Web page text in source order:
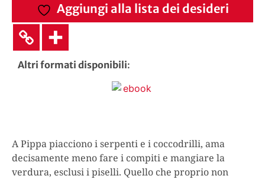
Aggiungi alla lista dei desideri
Altri formati disponibili:
A Pippa piacciono i serpenti e i coccodrilli, ama
decisamente meno fare i compiti e mangiare la
verdura, esclusi i piselli. Quello che proprio non